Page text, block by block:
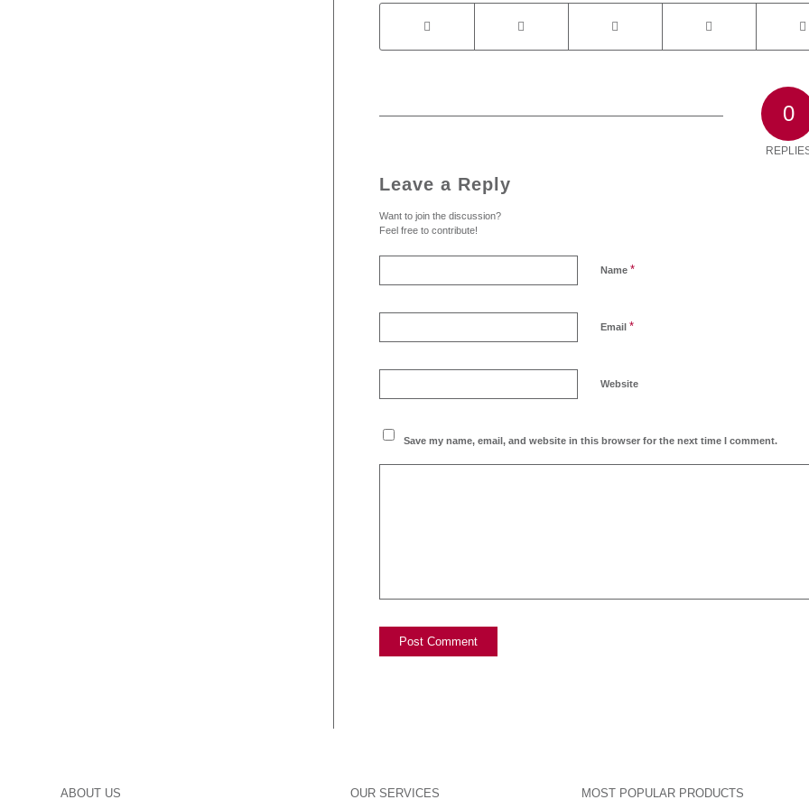
0
Leave a Reply
Want to join the discussion?
Feel free to contribute!
Name *
Email *
Website
Save my name, email, and website in this browser for the next time I comment.
ABOUT US OUR SERVICES MOST POPULAR PRODUCTS